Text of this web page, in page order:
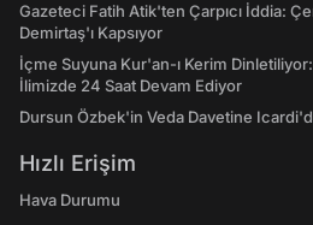
Gazeteci Fatih Atik'ten Çarpıcı İddia:
Demirtaş'ı Kapsıyor
İçme Suyuna Kur'an-ı Kerim Dinletiliyor:
İlimizde 24 Saat Devam Ediyor
Dursun Özbek'in Veda Davetine
Hızlı Erişim
Hava Durumu